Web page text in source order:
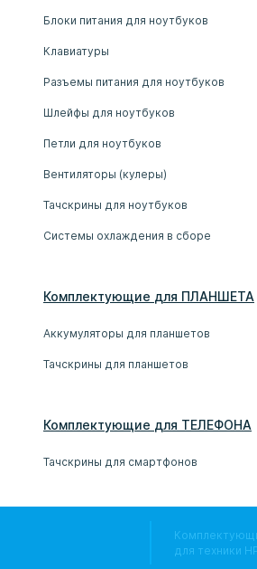
Блоки питания для ноутбуков
Клавиатуры
Разъемы питания для ноутбуков
Шлейфы для ноутбуков
Петли для ноутбуков
Вентиляторы (кулеры)
Тачскрины для ноутбуков
Системы охлаждения в сборе
Комплектующие для ПЛАНШЕТА
Аккумуляторы для планшетов
Тачскрины для планшетов
Комплектующие для ТЕЛЕФОНА
Тачскрины для смартфонов
для техники